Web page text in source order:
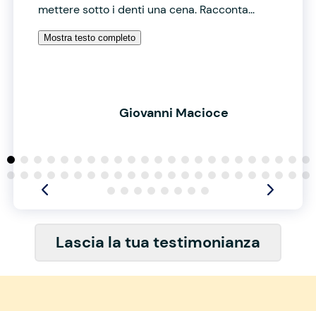
mettere sotto i denti una cena. Racconta...
Mostra testo completo
Giovanni Macioce
Lascia la tua testimonianza